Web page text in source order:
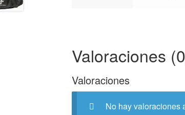
Valoraciones
Valoraciones
No hay valoraciones